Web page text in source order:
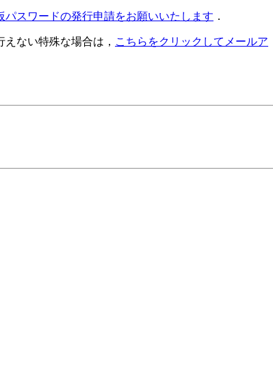
パスワードの発行申請をお願いいたします ．
ない特殊な場合は， こちらをクリックしてメールア